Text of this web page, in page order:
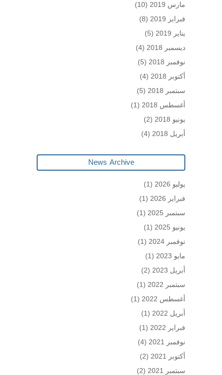
مارس 2019
(10)
فبراير 2019
(8)
يناير 2019
(5)
ديسمبر 2018
(4)
نوفمبر 2018
(5)
أكتوبر 2018
(4)
سبتمبر 2018
(5)
أغسطس 2018
(1)
يونيو 2018
(2)
أبريل 2018
(4)
News Archive
يوليو 2026
(1)
فبراير 2026
(1)
سبتمبر 2025
(1)
يونيو 2025
(1)
نوفمبر 2024
(1)
مايو 2023
(1)
أبريل 2023
(2)
سبتمبر 2022
(1)
أغسطس 2022
(1)
أبريل 2022
(1)
فبراير 2022
(1)
نوفمبر 2021
(4)
أكتوبر 2021
(2)
سبتمبر 2021
(2)